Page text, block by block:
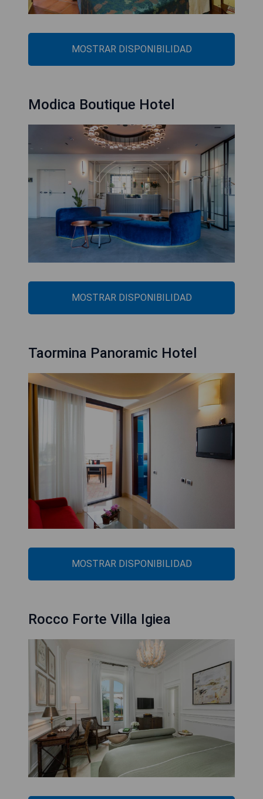
MOSTRAR DISPONIBILIDAD
Modica Boutique Hotel
MOSTRAR DISPONIBILIDAD
Taormina Panoramic Hotel
MOSTRAR DISPONIBILIDAD
Rocco Forte Villa Igiea